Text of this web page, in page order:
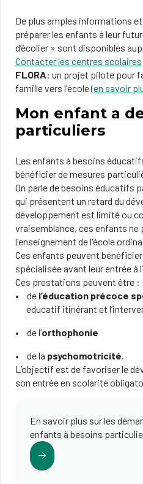
De plus amples informations
préparer les enfants à leur
d’écolier » sont disponibles
Contacter les centres scolaires
FLORA: un projet pilote pour
famille vers l'école (en savoir
Mon enfant a
particuliers
Les enfants à besoins
bénéficier de mesures
On parle de besoins éducatifs
qui présentent un retard du
développement est limité ou
vraisemblance, ces enfants
l'enseignement de l'école
Ces enfants peuvent
spécialisée avant leur entrée à
Ces prestations peuvent être :
de l’éducation précoce
éducatif itinérant et
de l’orthophonie
de la psychomotricité.
L’objectif est de favoriser le
son entrée en scolarité
En savoir plus sur les
enfants à besoins